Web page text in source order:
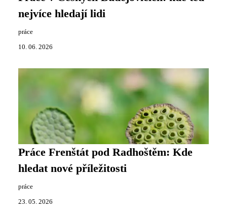
nejvíce hledají lidi
práce
10. 06. 2026
Práce Frenštát pod Radhoštěm: Kde
hledat nové příležitosti
práce
23. 05. 2026